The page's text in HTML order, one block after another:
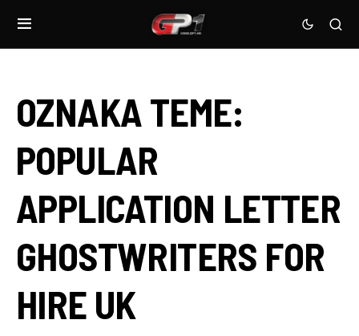
OZNAKA TEME:
POPULAR
APPLICATION LETTER
GHOSTWRITERS FOR
HIRE UK